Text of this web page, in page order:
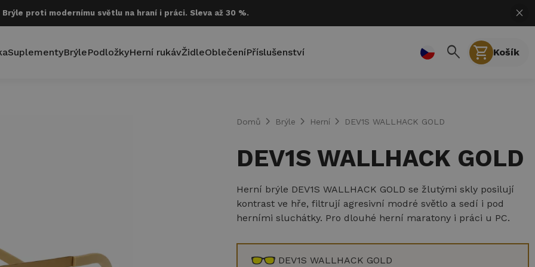
Brýle proti modernímu světlu na hraní i práci. Sleva až 30 %. close
SuplementyBrýlePodložkyHerní rukávŽidleOblečeníPříslušenství search shopping_cart Košík
Domů chevron_right Brýle chevron_right Herní chevron_right DEV1S WALLHACK GOLD
DEV1S WALLHACK GOLD
Herní brýle DEV1S WALLHACK GOLD se žlutými skly posilují
kontrast ve hře, filtrují agresivní modré světlo a sedí i pod
herními sluchátky. Pro dlouhé herní maratony i práci u PC.
DEV1S WALLHACK GOLD